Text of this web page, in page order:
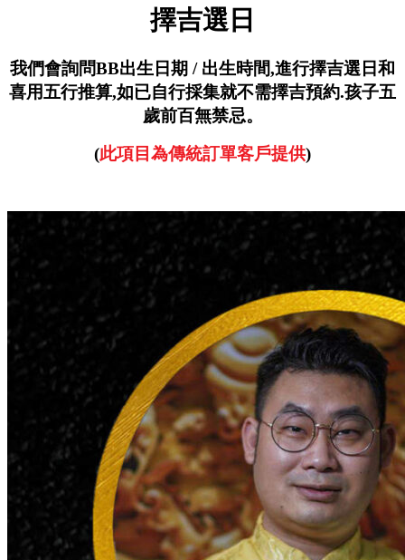
擇吉選日
我們會詢問BB出生日期 / 出生時間,進行擇吉選日和
喜用五行推算,如已自行採集就不需擇吉預約.孩子五
歲前百無禁忌。
(此項目為傳統訂單客戶提供)